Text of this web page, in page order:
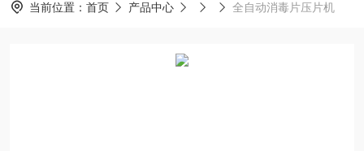
当前位置： 首页 产品中心 全自动消毒片压片机